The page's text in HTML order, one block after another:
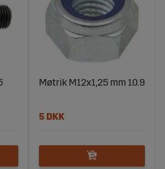
Møtrik M12x1,25 mm 10.9
5 DKK